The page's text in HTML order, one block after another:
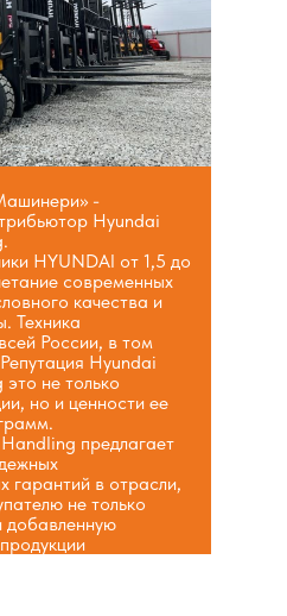
-
Hyundai
HYUNDAI от 1,5 до
современных
качества и
Техника
России, в том
Hyundai
не только
но и ценности ее
предлагает
гарантий в отрасли,
не только
добавленную